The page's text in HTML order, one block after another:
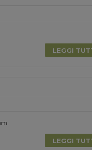
LEGGI
LEGGI